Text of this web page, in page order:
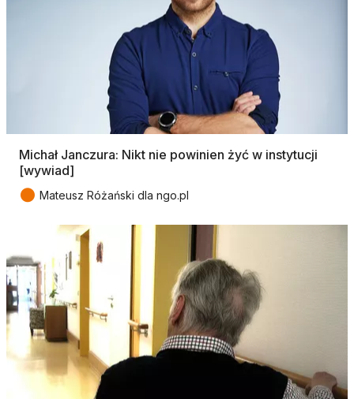
Michał Janczura: Nikt nie powinien żyć w instytucji
[wywiad]
● Mateusz Różański dla ngo.pl